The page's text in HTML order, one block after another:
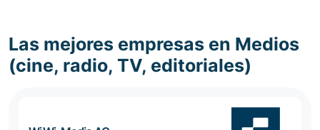
Las mejores empresas en Medios
(cine, radio, TV, editoriales)